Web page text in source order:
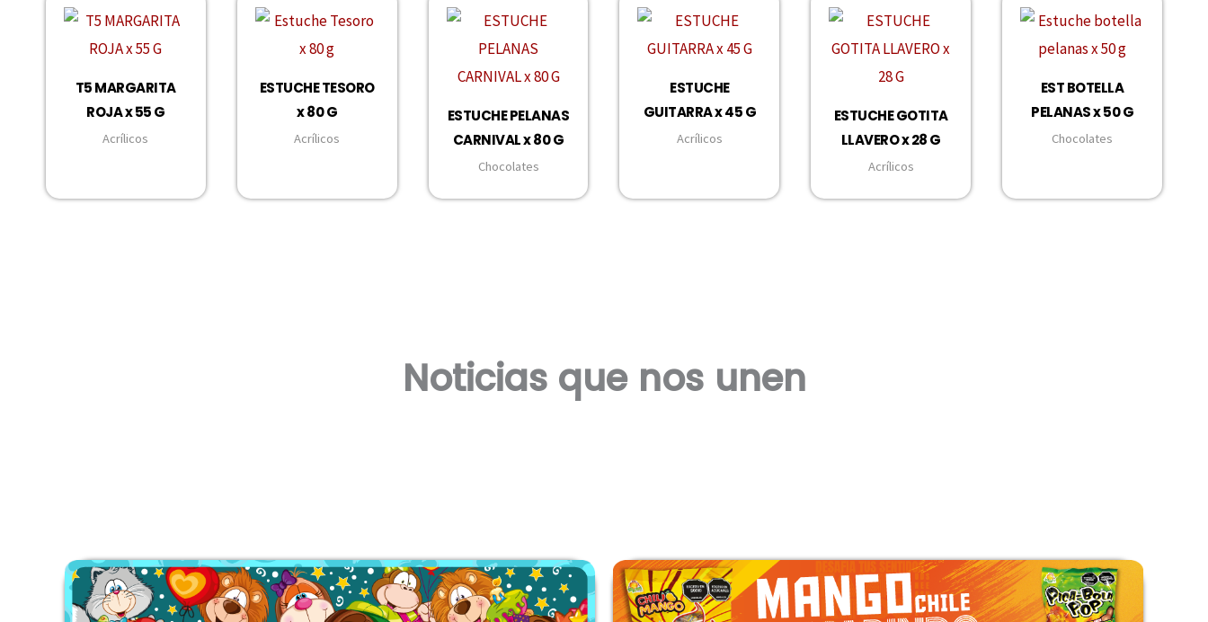
T5 MARGARITA
ROJA x 55 G
Acrílicos
ESTUCHE TESORO
x 80 G
Acrílicos
ESTUCHE PELANAS
CARNIVAL x 80 G
Chocolates
ESTUCHE
GUITARRA x 45 G
Acrílicos
ESTUCHE GOTITA
LLAVERO x 28 G
Acrílicos
EST BOTELLA
PELANAS x 50 G
Chocolates
Noticias que nos unen